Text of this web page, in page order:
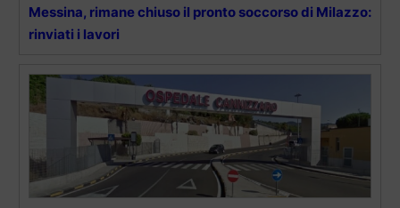
Messina, rimane chiuso il pronto soccorso di Milazzo:
rinviati i lavori